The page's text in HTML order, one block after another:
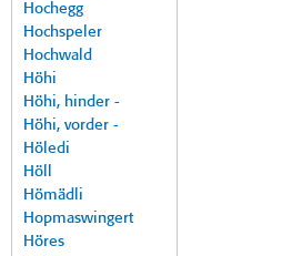
Hochegg
Hochspeler
Hochwald
Höhi
Höhi, hinder -
Höhi, vorder -
Höledi
Höll
Hömädli
Hopmaswingert
Höres